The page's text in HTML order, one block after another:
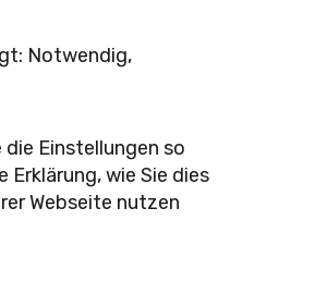
Notwendig,
Einstellungen so
wie Sie dies
Webseite nutzen